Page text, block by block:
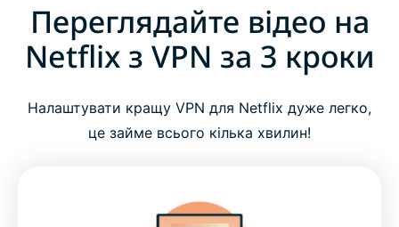
Запитання й відповіді: VPN для Netflix
Почніть дивитися потокове відео з ExpressVPN
Безпечний доступ з будь-якої точки світу
Переглядайте відео на
Netflix з VPN за 3 кроки
Налаштувати кращу VPN для Netflix дуже легко,
це займе всього кілька хвилин!